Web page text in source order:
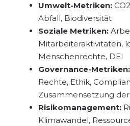
Umwelt-Metriken:
Abfall, Biodiversität
Soziale Metriken:
Mitarbeiteraktivitäten,
Menschenrechte, DEI
Governance-Metriken:
Rechte, Ethik,
Zusammensetzung
Risikomanagement:
Klimawandel,